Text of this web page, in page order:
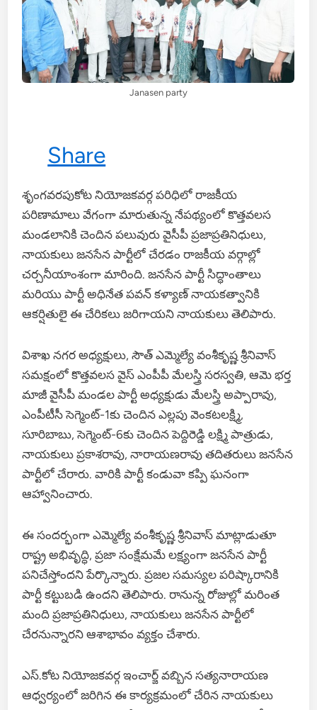
Janasen party
Share
శృంగవరపుకోట నియోజకవర్గ పరిధిలో రాజకీయ
పరిణామాలు వేగంగా మారుతున్న నేపథ్యంలో కొత్తవలస
మండలానికి చెందిన పలువురు వైసీపీ ప్రజాప్రతినిధులు,
నాయకులు జనసేన పార్టీలో చేరడం రాజకీయ వర్గాల్లో
చర్చనీయాంశంగా మారింది. జనసేన పార్టీ సిద్ధాంతాలు
మరియు పార్టీ అధినేత పవన్ కళ్యాణ్ నాయకత్వానికి
ఆకర్షితులై ఈ చేరికలు జరిగాయని నాయకులు తెలిపారు.
విశాఖ నగర అధ్యక్షులు, సౌత్ ఎమ్మెల్యే వంశీకృష్ణ శ్రీనివాస్
సమక్షంలో కొత్తవలస వైస్ ఎంపీపీ మేలస్త్రి సరస్వతి, ఆమె భర్త
మాజీ వైసీపీ మండల పార్టీ అధ్యక్షుడు మేలస్త్రి అప్పారావు,
ఎంపీటీసీ సెగ్మెంట్-1కు చెందిన ఎల్లపు వెంకటలక్ష్మి,
సూరిబాబు, సెగ్మెంట్-6కు చెందిన పెద్దిరెడ్డి లక్ష్మి పాత్రుడు,
నాయకులు ప్రకాశరావు, నారాయణరావు తదితరులు జనసేన
పార్టీలో చేరారు. వారికి పార్టీ కండువా కప్పి ఘనంగా
ఆహ్వానించారు.
ఈ సందర్భంగా ఎమ్మెల్యే వంశీకృష్ణ శ్రీనివాస్ మాట్లాడుతూ
రాష్ట్ర అభివృద్ధి, ప్రజా సంక్షేమమే లక్ష్యంగా జనసేన పార్టీ
పనిచేస్తోందని పేర్కొన్నారు. ప్రజల సమస్యల పరిష్కారానికి
పార్టీ కట్టుబడి ఉందని తెలిపారు. రానున్న రోజుల్లో మరింత
మంది ప్రజాప్రతినిధులు, నాయకులు జనసేన పార్టీలో
చేరనున్నారని ఆశాభావం వ్యక్తం చేశారు.
ఎస్.కోట నియోజకవర్గ ఇంచార్జ్ వబ్బిన సత్యనారాయణ
ఆధ్వర్యంలో జరిగిన ఈ కార్యక్రమంలో చేరిన నాయకులు